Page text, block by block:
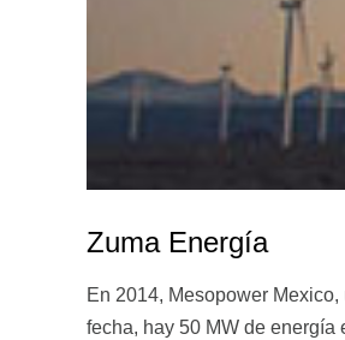
Zuma Energía
En 2014, Mesopower
fecha, hay 50 MW de